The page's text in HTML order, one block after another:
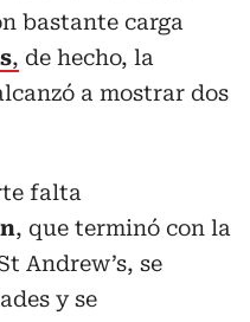
bastante carga
, de hecho, la
a mostrar dos
falta
, que terminó con la
Andrew’s, se
y se